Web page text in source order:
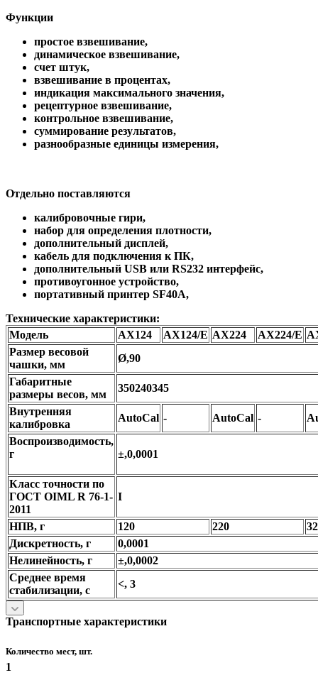
Функции
простое взвешивание,
динамическое взвешивание,
счет штук,
взвешивание в процентах,
индикация максимального значения,
рецептурное взвешивание,
контрольное взвешивание,
суммирование результатов,
разнообразные единицы измерения,
Отдельно поставляются
калибровочные гири,
набор для определения плотности,
дополнительный дисплей,
кабель для подключения к ПК,
дополнительный USB или RS232 интерфейс,
противоугонное устройство,
портативный принтер SF40A,
Технические характеристики:
Модель
AX124 AX124/E AX224 AX224/E
Размер весовой
чашки, мм
Ø,90
Габаритные
размеры весов, мм
350240345
Внутренняя
калибровка
AutoCal - AutoCal -
Воспроизводимость,
г
±,0,0001
Класс точности по
ГОСТ OIML R 76-1-
2011
I
НПВ, г 120 220
Дискретность, г
0,0001
Нелинейность, г
±,0,0002
Среднее время
стабилизации, с
<, 3
Транспортные характеристики
Количество мест, шт.
1